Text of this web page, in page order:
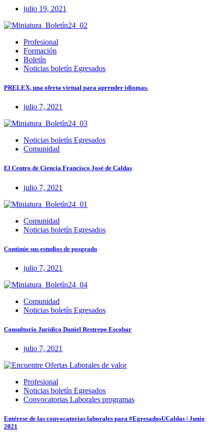
julio 19, 2021
Profesional
Formación
Boletín
Noticias boletín Egresados
PRELEX, una oferta virtual para aprender idiomas.
julio 7, 2021
Noticias boletín Egresados
Comunidad
El Centro de Ciencia Francisco José de Caldas
julio 7, 2021
Comunidad
Noticias boletín Egresados
Continúe sus estudios de posgrado
julio 7, 2021
Comunidad
Noticias boletín Egresados
Consultorio Jurídico Daniel Restrepo Escobar
julio 7, 2021
Profesional
Noticias boletín Egresados
Convocatorias Laborales programas
Entérese de las convocatorias laborales para #EgresadosUCaldas | Junio
2021